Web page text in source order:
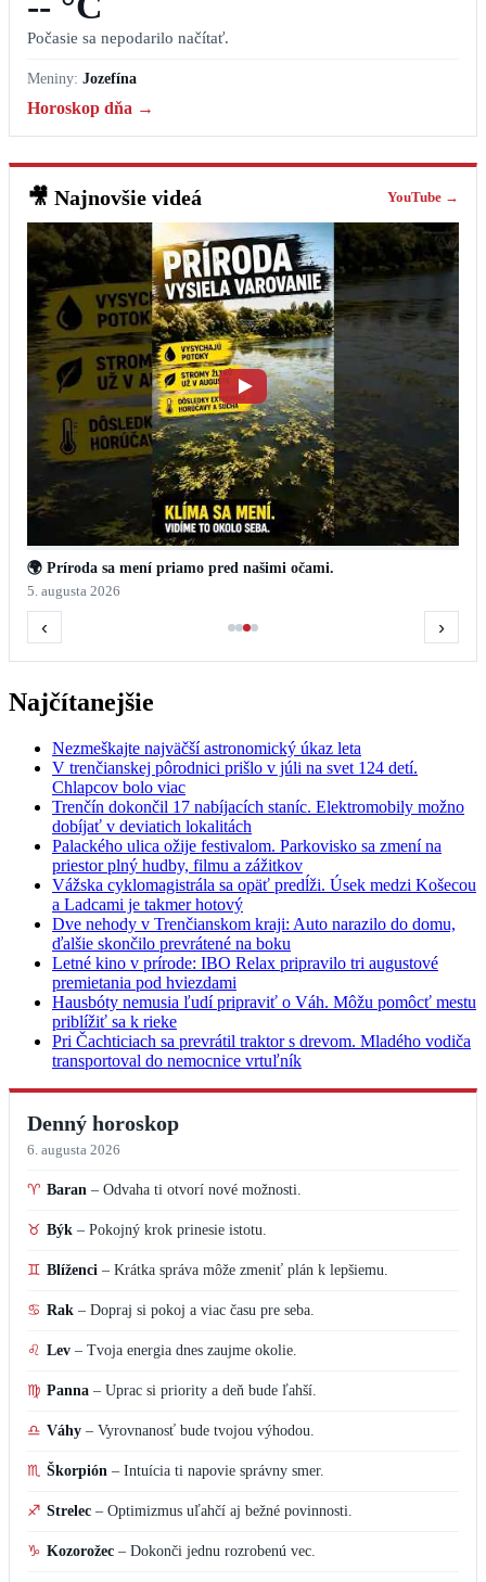
Počasie sa nepodarilo načítať.
Meniny: Jozefína
Horoskop dňa →
🎥 Najnovšie videá YouTube →
🌍 Príroda sa mení priamo pred našimi očami.
5. augusta 2026
‹ ›
Najčítanejšie
Nezmeškajte najväčší astronomický úkaz leta
V trenčianskej pôrodnici prišlo v júli na svet 124 detí.
Chlapcov bolo viac
Trenčín dokončil 17 nabíjacích staníc. Elektromobily možno
dobíjať v deviatich lokalitách
Palackého ulica ožije festivalom. Parkovisko sa zmení na
priestor plný hudby, filmu a zážitkov
Vážska cyklomagistrála sa opäť predĺži. Úsek medzi Košecou
a Ladcami je takmer hotový
Dve nehody v Trenčianskom kraji: Auto narazilo do domu,
ďalšie skončilo prevrátené na boku
Letné kino v prírode: IBO Relax pripravilo tri augustové
premietania pod hviezdami
Hausbóty nemusia ľudí pripraviť o Váh. Môžu pomôcť mestu
priblížiť sa k rieke
Pri Čachticiach sa prevrátil traktor s drevom. Mladého vodiča
transportoval do nemocnice vrtuľník
Denný horoskop
6. augusta 2026
♈ Baran – Odvaha ti otvorí nové možnosti.
♉ Býk – Pokojný krok prinesie istotu.
♊ Blíženci – Krátka správa môže zmeniť plán k lepšiemu.
♋ Rak – Dopraj si pokoj a viac času pre seba.
♌ Lev – Tvoja energia dnes zaujme okolie.
♍ Panna – Uprac si priority a deň bude ľahší.
♎ Váhy – Vyrovnanosť bude tvojou výhodou.
♏ Škorpión – Intuícia ti napovie správny smer.
♐ Strelec – Optimizmus uľahčí aj bežné povinnosti.
♑ Kozorožec – Dokonči jednu rozrobenú vec.